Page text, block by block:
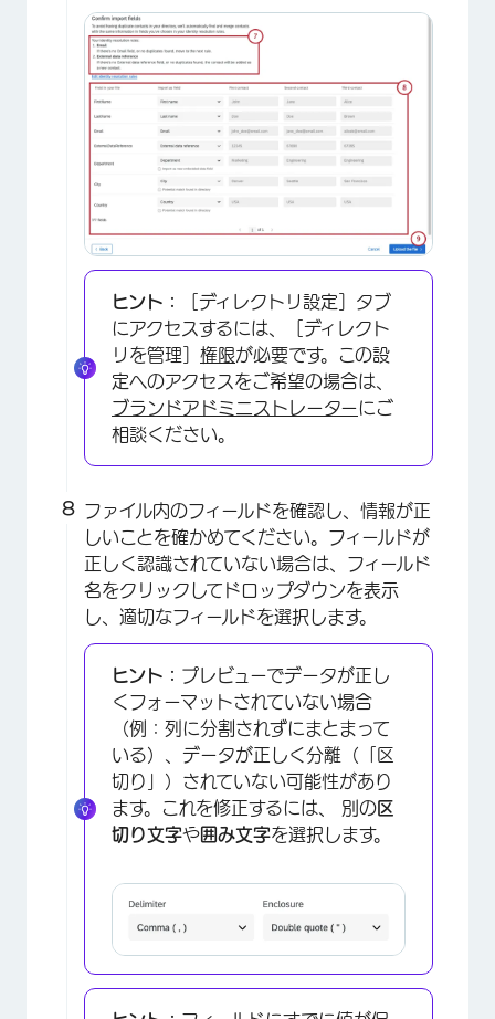
×
ヒント：
［ディレクトリ設定］タブ
にアクセスするには、［ディレクト
リを管理］ 権限が必要です。この設
定へのアクセスをご希望の場合は、
ブランドアドミニストレーターにご
相談ください。
ファイル内のフィールドを確認し、情報が正
しいことを確かめてください。フィールドが
正しく認識されていない場合は、フィールド
名をクリックしてドロップダウンを表示
し、適切なフィールドを選択します。
ヒント： プレビューでデータが正し
くフォーマットされていない場合
（例：列に分割されずにまとまって
いる）、データが正しく分離（「区
切り」）されていない可能性があり
ます。これを修正するには、 別の区
切り文字や囲み文字を選択します。